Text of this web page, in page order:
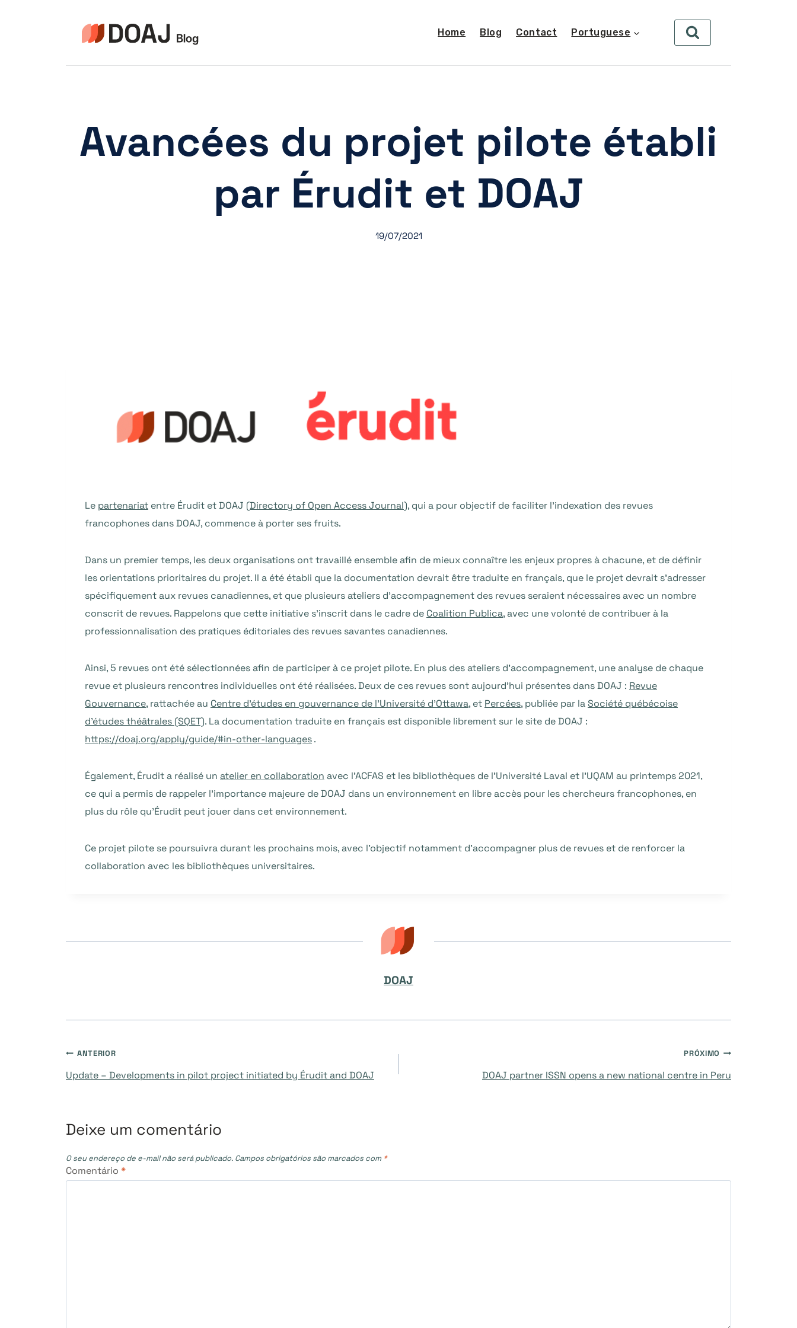
Home Blog Contact Portuguese
Avancées du projet pilote établi
par Érudit et DOAJ
19/07/2021
Le partenariat entre Érudit et DOAJ (Directory of Open Access Journal), qui a pour objectif de faciliter l’indexation des revues
francophones dans DOAJ, commence à porter ses fruits.
Dans un premier temps, les deux organisations ont travaillé ensemble afin de mieux connaître les enjeux propres à chacune, et de définir
les orientations prioritaires du projet. Il a été établi que la documentation devrait être traduite en français, que le projet devrait s’adresser
spécifiquement aux revues canadiennes, et que plusieurs ateliers d’accompagnement des revues seraient nécessaires avec un nombre
conscrit de revues. Rappelons que cette initiative s’inscrit dans le cadre de Coalition Publica, avec une volonté de contribuer à la
professionnalisation des pratiques éditoriales des revues savantes canadiennes.
Ainsi, 5 revues ont été sélectionnées afin de participer à ce projet pilote. En plus des ateliers d’accompagnement, une analyse de chaque
revue et plusieurs rencontres individuelles ont été réalisées. Deux de ces revues sont aujourd’hui présentes dans DOAJ : Revue
Gouvernance, rattachée au Centre d’études en gouvernance de l’Université d’Ottawa, et Percées, publiée par laSociété québécoise
d’études théâtrales (SQET). La documentation traduite en français est disponible librement sur le site de DOAJ :
https://doaj.org/apply/guide/#in-other-languages.
Également, Érudit a réalisé un atelier en collaboration avec l’ACFAS et les bibliothèques de l’Université Laval et l’UQAM au printemps 2021,
ce qui a permis de rappeler l’importance majeure de DOAJ dans un environnement en libre accès pour les chercheurs francophones, en
plus du rôle qu’Érudit peut jouer dans cet environnement.
Ce projet pilote se poursuivra durant les prochains mois, avec l’objectif notamment d’accompagner plus de revues et de renforcer la
collaboration avec les bibliothèques universitaires.
DOAJ
Navegação
Post
ANTERIOR
Update – Developments in pilot project initiated by Érudit and DOAJ
PRÓXIMO
DOAJ partner ISSN opens a new national centre in Peru
Deixe um comentário
O seu endereço de e-mail não será publicado. Campos obrigatórios são marcados com *
Comentário *